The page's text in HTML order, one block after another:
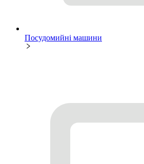
Посудомийні машини